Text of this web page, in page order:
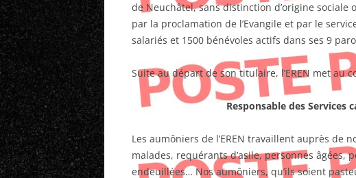
de Neuchâtel, sans distinction d’origine sociale
par la proclamation de l’Evangile et par le
salariés et 1500 bénévoles actifs dans ses 9
Suite au départ de son titulaire, l’EREN met au
Responsable des Services
Les aumôniers de l’EREN travaillent auprès de
malades, requérants d’asile, personnes âgées,
endeuillées… Nos aumôniers, qu’ils soient